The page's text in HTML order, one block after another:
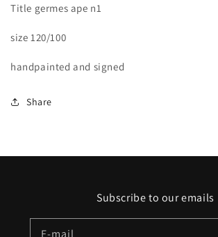
n1
n1
Title germes ape n1
size 120/100
handpainted and signed
Share
Subscribe to our emails
E-mail